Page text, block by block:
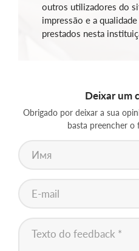
outros utilizadores do
impressão e a
prestados nesta
Deixar um
Obrigado por deixar a sua
basta preencher o